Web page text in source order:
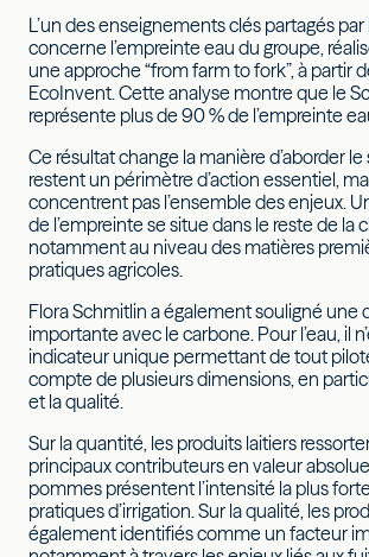
L’un des enseignements clés partagés
concerne l’empreinte eau du groupe,
une approche “from farm to fork”, à partir
EcoInvent. Cette analyse montre que le
représente plus de 90 % de l’empreinte
Ce résultat change la manière d’aborder le
restent un périmètre d’action essentiel,
concentrent pas l’ensemble des enjeux.
de l’empreinte se situe dans le reste de la
notamment au niveau des matières
pratiques agricoles.
Flora Schmitlin a également souligné une
importante avec le carbone. Pour l’eau, il
indicateur unique permettant de tout
compte de plusieurs dimensions, en
et la qualité.
Sur la quantité, les produits laitiers
principaux contributeurs en valeur
pommes présentent l’intensité la plus
pratiques d’irrigation. Sur la qualité, les
également identifiés comme un facteur